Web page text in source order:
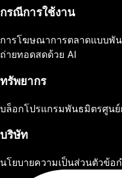
กรณีการใช้งาน
การโฆษณาการตลาดแบบพั
ถ่ายทอดสดด้วย AI
ทรัพยากร
บล็อกโปรแกรมพันธมิตรศูนย์
บริษัท
นโยบายความเป็นส่วนตัวข้อ